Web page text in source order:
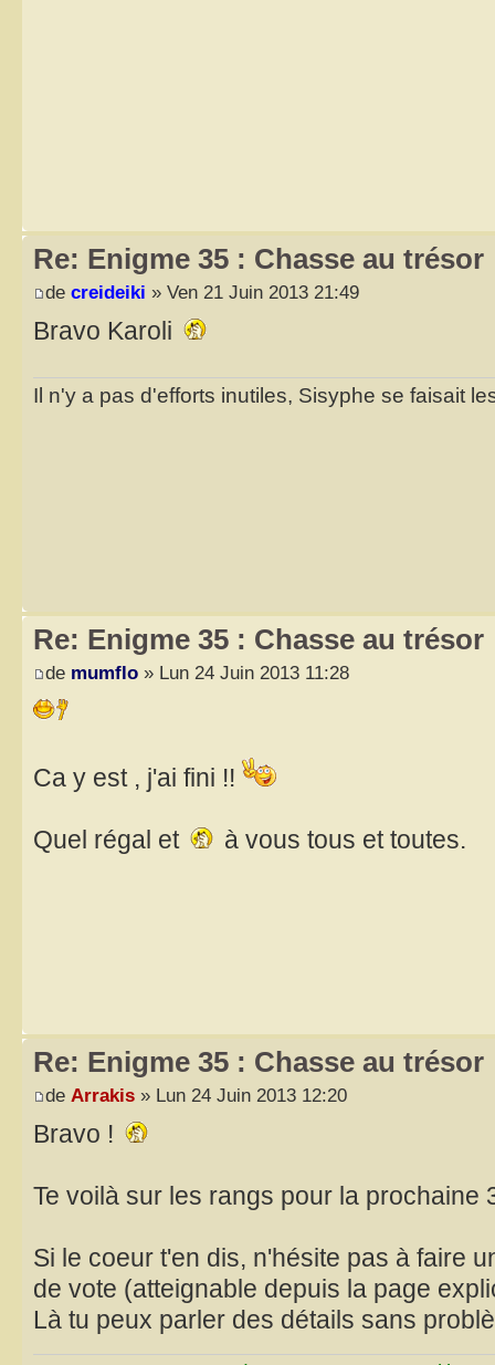
Re: Enigme 35 : Chasse au trésor
de creideiki » Ven 21 Juin 2013 21:49
Bravo Karoli
Il n'y a pas d'efforts inutiles, Sisyphe se faisait
Re: Enigme 35 : Chasse au trésor
de mumflo » Lun 24 Juin 2013 11:28
Ca y est , j'ai fini !!
Quel régal et à vous tous et toutes.
Re: Enigme 35 : Chasse au trésor
de Arrakis » Lun 24 Juin 2013 12:20
Bravo !
Te voilà sur les rangs pour la prochaine
Si le coeur t'en dis, n'hésite pas à faire
de vote (atteignable depuis la page
Là tu peux parler des détails sans